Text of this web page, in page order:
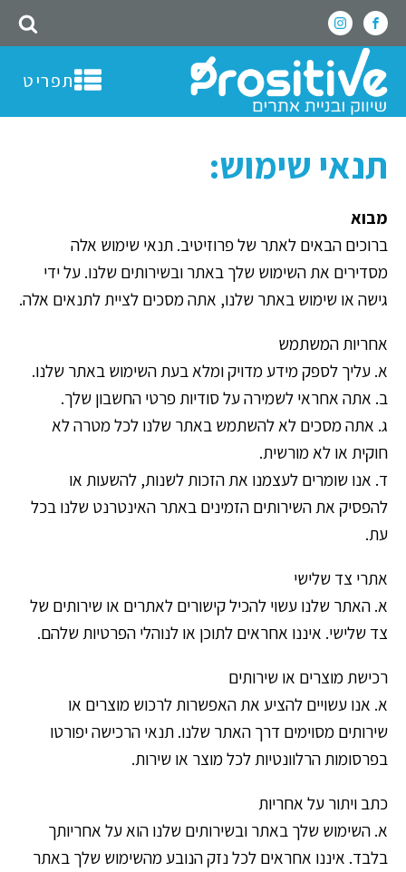
תפריט
תנאי שימוש:
מבוא
ברוכים הבאים לאתר של פרוזיטיב. תנאי שימוש אלה
מסדירים את השימוש שלך באתר ובשירותים שלנו. על ידי
גישה או שימוש באתר שלנו, אתה מסכים לציית לתנאים אלה.
אחריות המשתמש
א. עליך לספק מידע מדויק ומלא בעת השימוש באתר שלנו.
ב. אתה אחראי לשמירה על סודיות פרטי החשבון שלך.
ג. אתה מסכים לא להשתמש באתר שלנו לכל מטרה לא
חוקית או לא מורשית.
ד. אנו שומרים לעצמנו את הזכות לשנות, להשעות או
להפסיק את השירותים הזמינים באתר האינטרנט שלנו בכל
עת.
אתרי צד שלישי
א. האתר שלנו עשוי להכיל קישורים לאתרים או שירותים של
צד שלישי. איננו אחראים לתוכן או לנוהלי הפרטיות שלהם.
רכישת מוצרים או שירותים
א. אנו עשויים להציע את האפשרות לרכוש מוצרים או
שירותים מסוימים דרך האתר שלנו. תנאי הרכישה יפורטו
בפרסומות הרלוונטיות לכל מוצר או שירות.
כתב ויתור על אחריות
א. השימוש שלך באתר ובשירותים שלנו הוא על אחריותך
בלבד. איננו אחראים לכל נזק הנובע מהשימוש שלך באתר